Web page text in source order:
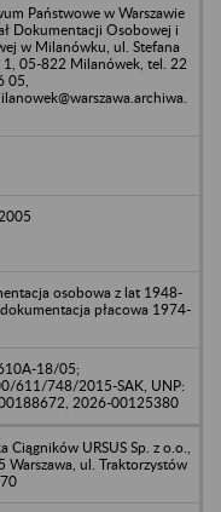
Państwowe w Warszawie
Dokumentacji Osobowej i
w Milanówku, ul. Stefana
1, 05-822 Milanówek, tel. 22
05,
osobowa z lat 1948-
płacowa 1974-
18/05;
611/748/2015-SAK, UNP:
2026-00125380
Ciągników URSUS Sp. z o.o.,
Warszawa, ul. Traktorzystów